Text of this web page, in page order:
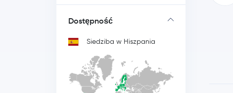
Dostępność
Siedziba w Hiszpania